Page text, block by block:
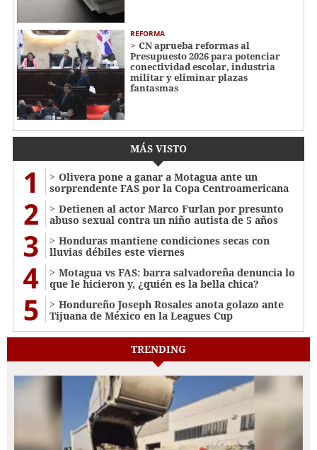
REFORMA
CN aprueba reformas al
Presupuesto 2026 para potenciar
conectividad escolar, industria
militar y eliminar plazas
fantasmas
MÁS VISTO
1
Olivera pone a ganar a Motagua ante un
sorprendente FAS por la Copa Centroamericana
2
Detienen al actor Marco Furlan por presunto
abuso sexual contra un niño autista de 5 años
3
Honduras mantiene condiciones secas con
lluvias débiles este viernes
4
Motagua vs FAS: barra salvadoreña denuncia lo
que le hicieron y, ¿quién es la bella chica?
5
Hondureño Joseph Rosales anota golazo ante
Tijuana de México en la Leagues Cup
TRENDING